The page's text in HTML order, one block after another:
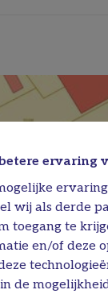
ervaring
wij als derde
toegang te
en/of deze
de
TE KOOP